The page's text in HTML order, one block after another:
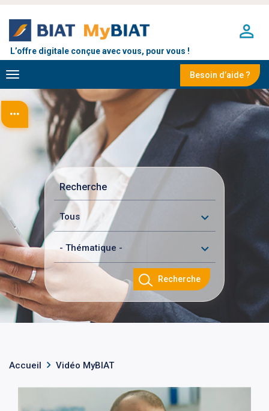
contenu
principal
L’offre digitale conçue avec vous, pour vous !
Besoin d’aide ?
Toggle
Recherche
Accueil Vidéo MyBIAT